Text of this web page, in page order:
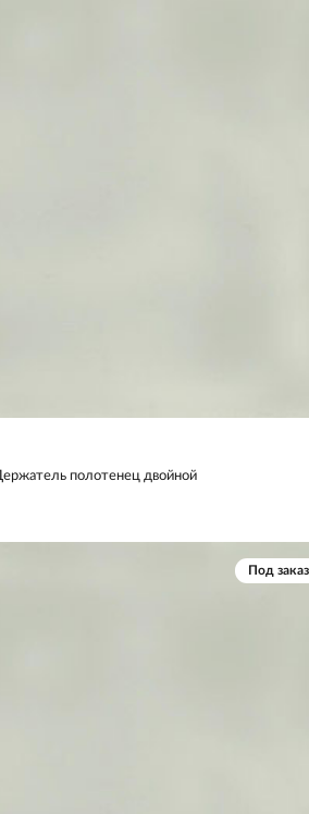
полотенец двойной
Под заказ